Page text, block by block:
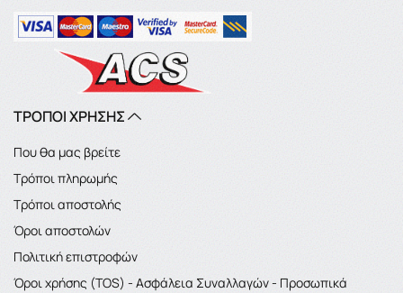
ΤΡΟΠΟΙ ΧΡΗΣΗΣ
Που θα μας βρείτε
Τρόποι πληρωμής
Τρόποι αποστολής
Όροι αποστολών
Πολιτική επιστροφών
Όροι χρήσης (TOS) - Ασφάλεια Συναλλαγών - Προσωπικά